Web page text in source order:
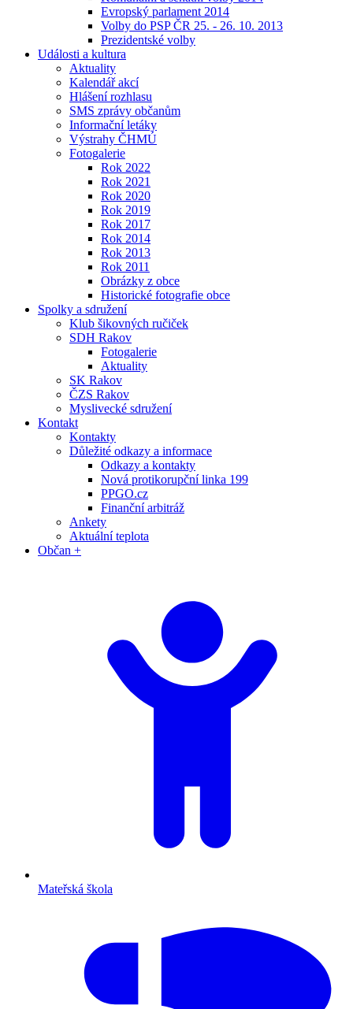
Evropský parlament 2014
Volby do PSP ČR 25. - 26. 10. 2013
Prezidentské volby
Události a kultura
Aktuality
Kalendář akcí
Hlášení rozhlasu
SMS zprávy občanům
Informační letáky
Výstrahy ČHMÚ
Fotogalerie
Rok 2022
Rok 2021
Rok 2020
Rok 2019
Rok 2017
Rok 2014
Rok 2013
Rok 2011
Obrázky z obce
Historické fotografie obce
Spolky a sdružení
Klub šikovných ručiček
SDH Rakov
Fotogalerie
Aktuality
SK Rakov
ČZS Rakov
Myslivecké sdružení
Kontakt
Kontakty
Důležité odkazy a informace
Odkazy a kontakty
Nová protikorupční linka 199
PPGO.cz
Finanční arbitráž
Ankety
Aktuální teplota
Občan +
Mateřská škola